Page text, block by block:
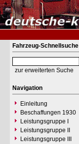
Fahrzeug-Schnellsuche
zur erweiterten Suche
Navigation
Einleitung
Beschaffungen 1930
Leistungsgruppe I
Leistungsgruppe II
Leistungsgruppe III